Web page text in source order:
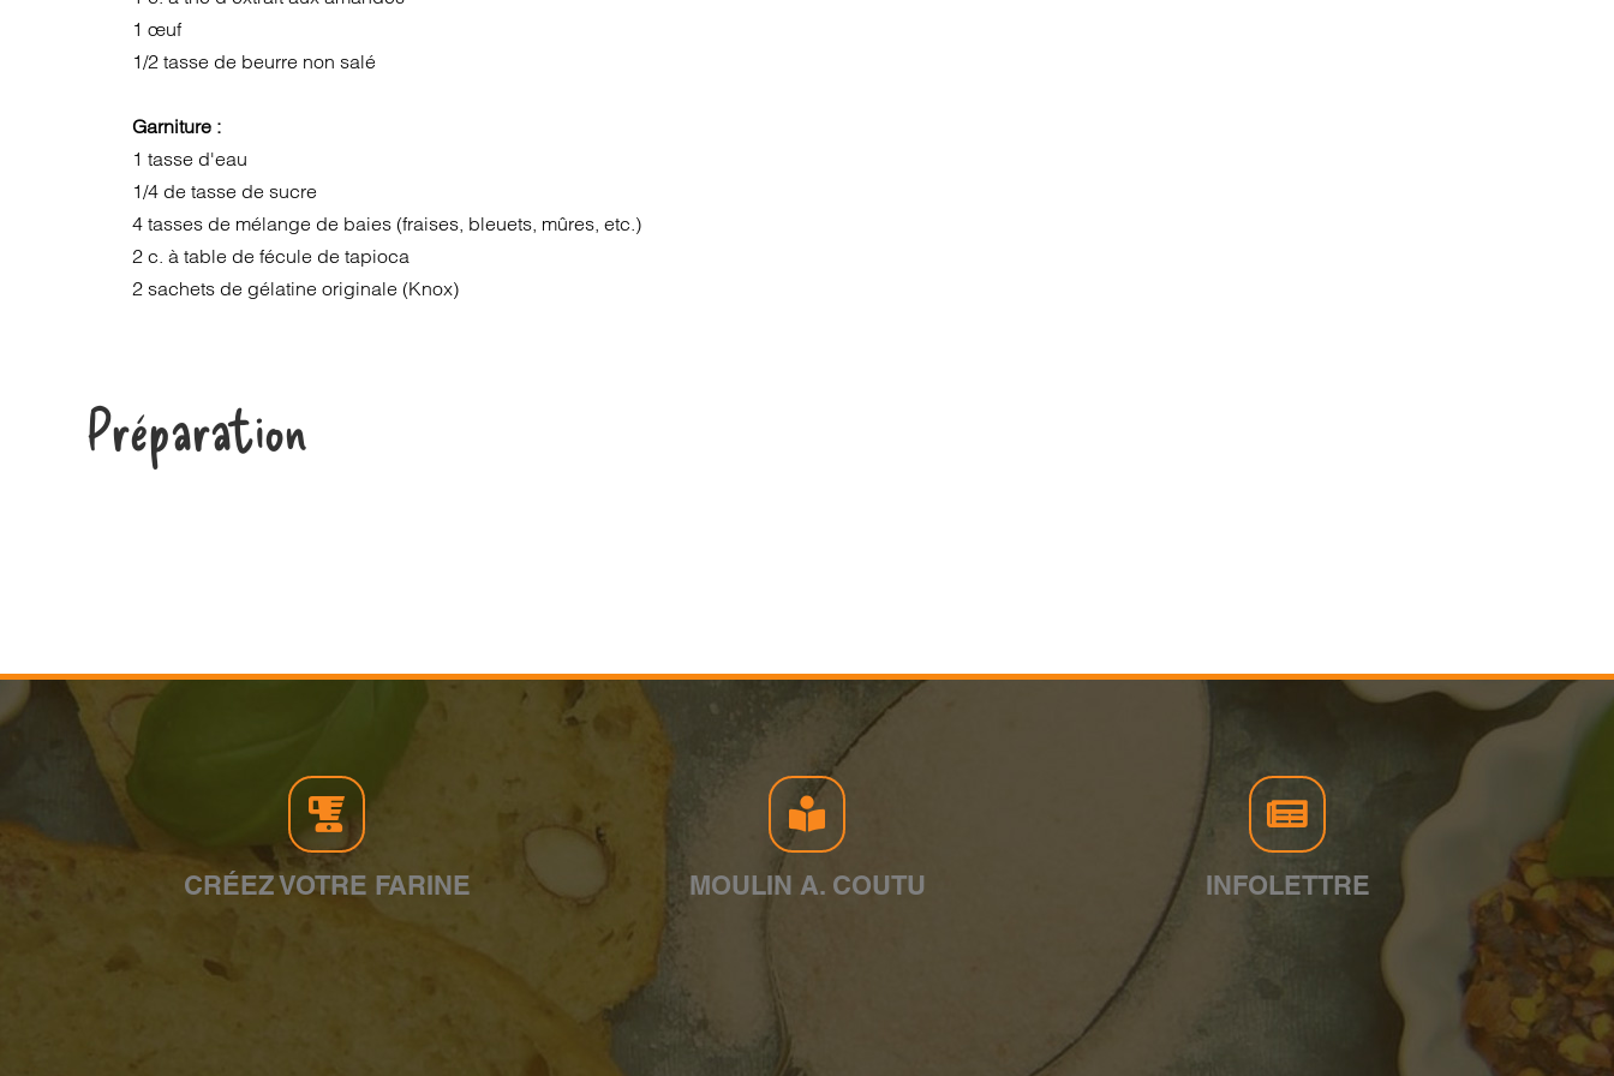
1 œuf
1/2 tasse de beurre non salé
Garniture :
1 tasse d'eau
1/4 de tasse de sucre
4 tasses de mélange de baies (fraises, bleuets, mûres, etc.)
2 c. à table de fécule de tapioca
2 sachets de gélatine originale (Knox)
Préparation
CRÉEZ VOTRE FARINE MOULIN A. COUTU INFOLETTRE